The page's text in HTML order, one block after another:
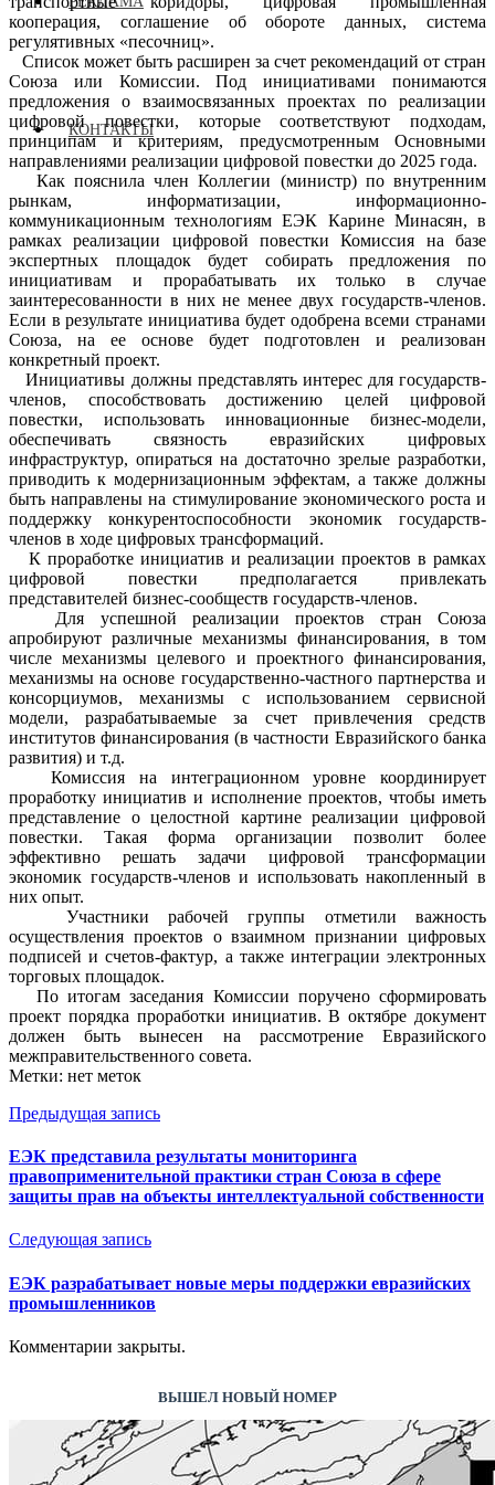
КОНТАКТЫ
кооперация, соглашение об обороте данных, система
регулятивных «песочниц».
Список может быть расширен за счет рекомендаций от стран
Союза или Комиссии. Под инициативами понимаются
предложения о взаимосвязанных проектах по реализации
цифровой повестки, которые соответствуют подходам,
принципам и критериям, предусмотренным Основными
направлениями реализации цифровой повестки до 2025 года.
Как пояснила член Коллегии (министр) по внутренним
рынкам, информатизации, информационно-
коммуникационным технологиям ЕЭК Карине Минасян, в
рамках реализации цифровой повестки Комиссия на базе
экспертных площадок будет собирать предложения по
инициативам и прорабатывать их только в случае
заинтересованности в них не менее двух государств-членов.
Если в результате инициатива будет одобрена всеми странами
Союза, на ее основе будет подготовлен и реализован
конкретный проект.
Инициативы должны представлять интерес для государств-
членов, способствовать достижению целей цифровой
повестки, использовать инновационные бизнес-модели,
обеспечивать связность евразийских цифровых
инфраструктур, опираться на достаточно зрелые разработки,
приводить к модернизационным эффектам, а также должны
быть направлены на стимулирование экономического роста и
поддержку конкурентоспособности экономик государств-
членов в ходе цифровых трансформаций.
К проработке инициатив и реализации проектов в рамках
цифровой повестки предполагается привлекать
представителей бизнес-сообществ государств-членов.
Для успешной реализации проектов стран Союза
апробируют различные механизмы финансирования, в том
числе механизмы целевого и проектного финансирования,
механизмы на основе государственно-частного партнерства и
консорциумов, механизмы с использованием сервисной
модели, разрабатываемые за счет привлечения средств
институтов финансирования (в частности Евразийского банка
развития) и т.д.
Комиссия на интеграционном уровне координирует
проработку инициатив и исполнение проектов, чтобы иметь
представление о целостной картине реализации цифровой
повестки. Такая форма организации позволит более
эффективно решать задачи цифровой трансформации
экономик государств-членов и использовать накопленный в
них опыт.
Участники рабочей группы отметили важность
осуществления проектов о взаимном признании цифровых
подписей и счетов-фактур, а также интеграции электронных
торговых площадок.
По итогам заседания Комиссии поручено сформировать
проект порядка проработки инициатив. В октябре документ
должен быть вынесен на рассмотрение Евразийского
межправительственного совета.
Метки: нет меток
Предыдущая запись
ЕЭК представила результаты мониторинга
правоприменительной практики стран Союза в сфере
защиты прав на объекты интеллектуальной собственности
Следующая запись
ЕЭК разрабатывает новые меры поддержки евразийских
промышленников
Комментарии закрыты.
ВЫШЕЛ НОВЫЙ НОМЕР